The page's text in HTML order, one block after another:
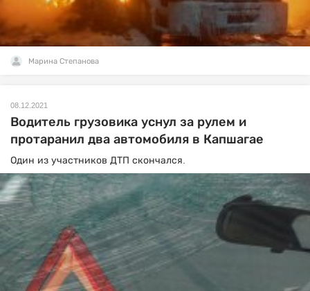
Марина Степанова
08.12.2021
Водитель грузовика уснул за рулем и
протаранил два автомобиля в Капшагае
Один из участников ДТП скончался.